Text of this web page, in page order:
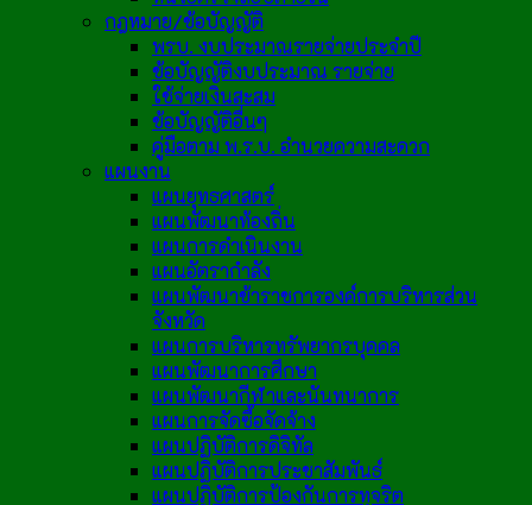
กฎหมาย/ข้อบัญญัติ
พรบ. งบประมาณรายจ่ายประจำปี
ข้อบัญญัติงบประมาณ รายจ่าย
ใช้จ่ายเงินสะสม
ข้อบัญญัติอื่นๆ
คู่มือตาม พ.ร.บ. อำนวยความสะดวก
แผนงาน
แผนยุทธศาสตร์
แผนพัฒนาท้องถิ่น
แผนการดำเนินงาน
แผนอัตรากำลัง
แผนพัฒนาข้าราชการองค์การบริหารส่วน
จังหวัด
แผนการบริหารทรัพยากรบุคคล
แผนพัฒนาการศึกษา
แผนพัฒนากีฬาและนันทนาการ
แผนการจัดซื้อจัดจ้าง
แผนปฏิบัติการดิจิทัล
แผนปฏิบัติการประชาสัมพันธ์
แผนปฏิบัติการป้องกันการทุจริต